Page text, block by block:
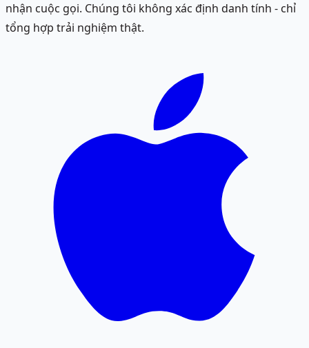
nhận cuộc gọi. Chúng tôi không xác định danh tính - chỉ
tổng hợp trải nghiệm thật.